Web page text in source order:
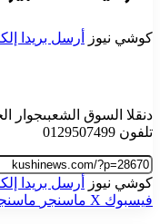
كوشي نيوز أرسل بريدا
دنقلا السوق الشعبىجوار
تلفون 0129507499
كوشي نيوز أرسل بريدا
فيسبوك ‫X ماسنجر